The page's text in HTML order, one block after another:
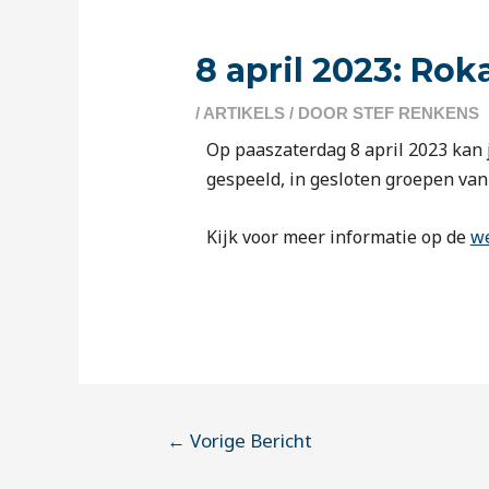
8 april 2023:
/ARTIKELS/ DOOR STEF RENKENS
Op paaszaterdag 8 april 2023
gespeeld, in gesloten groepen
Kijk voor meer informatie op de
← Vorige Bericht